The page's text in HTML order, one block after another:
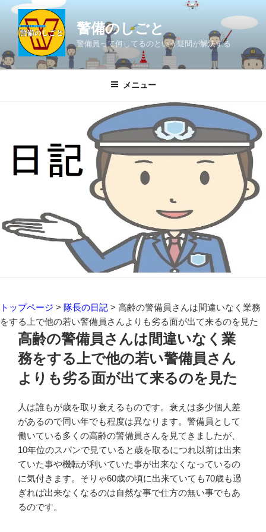
ン
ツ
警備のしごと
警備員って何してるのという疑問が解決する
メニュー
トップページ > 隊長の日記 > 高齢の警備員さんは間違いなく業務
をする上で他の若い警備員さんよりも劣る面が出て来るのを見た
高齢の警備員さんは間違いなく業
務をする上で他の若い警備員さん
よりも劣る面が出て来るのを見た
人は誰もが歳を取り衰えるものです。衰えは多少個人差
があるので同い年でも程度は異なります。警備員として
働いている多くの高齢の警備員さんを見てきましたが、
10年位のスパンで見ていると歳を取るにつれ以前は出来
ていた事や機転が利いていた事が出来なくなっているの
に気付きます。そりゃ60歳の頃に出来ていても70歳も過
ぎれば出来なくなるのは自然な事で仕方の無い事でもあ
るのです。